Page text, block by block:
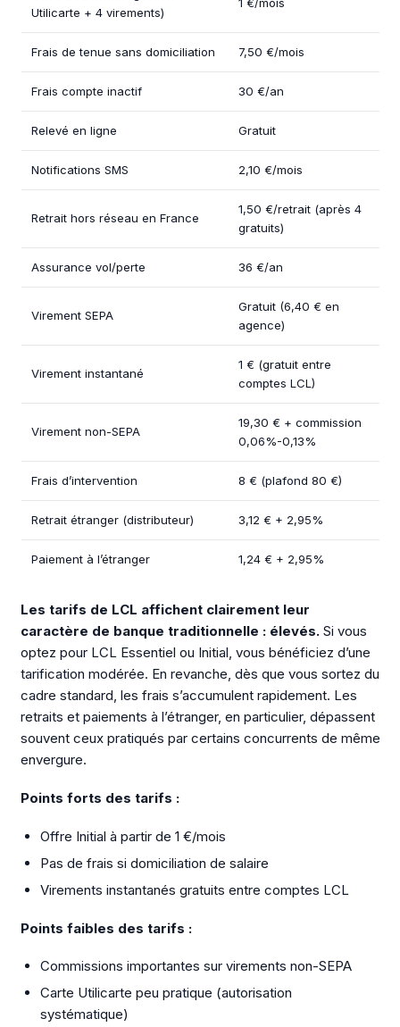
Utilicarte + 4 virements)
Frais de tenue sans domiciliation 7,50 €/mois
Frais compte inactif 30 €/an
Relevé en ligne Gratuit
Notifications SMS 2,10 €/mois
Retrait hors réseau en France
1,50 €/retrait (après 4
gratuits)
Assurance vol/perte 36 €/an
Virement SEPA
Gratuit (6,40 € en
agence)
Virement instantané
1 € (gratuit entre
comptes LCL)
Virement non-SEPA
19,30 € + commission
0,06%-0,13%
Frais d’intervention 8 € (plafond 80 €)
Retrait étranger (distributeur) 3,12 € + 2,95%
Paiement à l’étranger 1,24 € + 2,95%
Les tarifs de LCL affichent clairement leur
caractère de banque traditionnelle : élevés.Si vous
optez pour LCL Essentiel ou Initial, vous bénéficiez d’une
tarification modérée. En revanche, dès que vous sortez du
cadre standard, les frais s’accumulent rapidement. Les
retraits et paiements à l’étranger, en particulier, dépassent
souvent ceux pratiqués par certains concurrents de même
envergure.
Points forts des tarifs :
Offre Initial à partir de 1 €/mois
Pas de frais si domiciliation de salaire
Virements instantanés gratuits entre comptes LCL
Points faibles des tarifs :
Commissions importantes sur virements non-SEPA
Carte Utilicarte peu pratique (autorisation
systématique)